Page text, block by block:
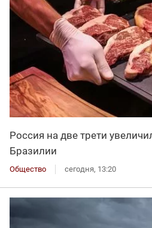
Россия на две трети
Бразилии
Общество сегодня, 13:20